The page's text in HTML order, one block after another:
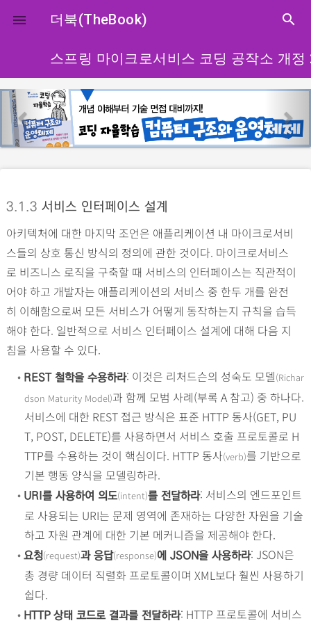
close
 더북(TheBook) search
스프링 마이크로서비스 코딩 공작소 개정
p
r
e
u
s
e
x
3.1.3 서비스 인터페이스 설계
아키텍처에 대한 마지막 조언은 애플리케이션 내 마이크로서비
스들의 상호 통신 방식의 정의에 관한 것이다. 마이크로서비스
로 비즈니스 로직을 구축할 때 서비스의 인터페이스는 직관적이
어야 하고 개발자는 애플리케이션의 서비스 중 한두 개를 완전
히 이해함으로써 모든 서비스가 어떻게 동작하는지 규칙을 습득
해야 한다. 일반적으로 서비스 인터페이스 설계에 대해 다음 지
침을 사용할 수 있다.
• REST 철학을 수용하라: 이것은 리처드슨의 성숙도 모델(Richar
dson Maturity Model)과 함께 모범 사례(부록 A 참고) 중 하나다.
서비스에 대한 REST 접근 방식은 표준 HTTP 동사(GET, PU
T, POST, DELETE)를 사용하면서 서비스 호출 프로토콜로 H
TTP를 수용하는 것이 핵심이다. HTTP 동사(verb)를 기반으로
기본 행동 양식을 모델링하라.
• URI를 사용하여 의도(intent)를 전달하라: 서비스의 엔드포인트
로 사용되는 URI는 문제 영역에 존재하는 다양한 자원을 기술
하고 자원 관계에 대한 기본 메커니즘을 제공해야 한다.
• 요청(request)과 응답(response)에 JSON을 사용하라: JSON은
총 경량 데이터 직렬화 프로토콜이며 XML보다 훨씬 사용하기
쉽다.
• HTTP 상태 코드로 결과를 전달하라: HTTP 프로토콜에 서비스